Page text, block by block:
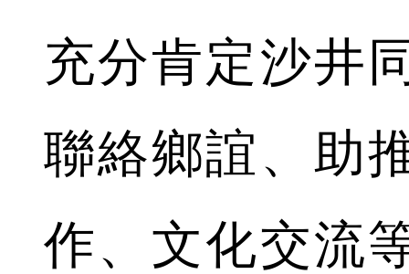
充分肯定沙井
聯絡鄉誼、助
作、文化交流